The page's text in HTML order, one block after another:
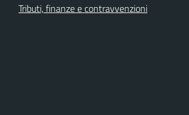
Tributi, finanze e contravvenzioni